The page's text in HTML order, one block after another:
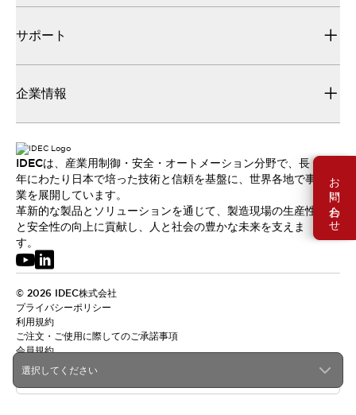
お問い合わせ
選択してください
サポート
企業情報
IDECは、産業用制御・安全・オートメーション分野で、長
年にわたり日本で培った技術と信頼を基盤に、世界各地で事
業を展開しています。
革新的な製品とソリューションを通じて、製造現場の生産性
と安全性の向上に貢献し、人と社会の豊かな未来を支えま
す。
© 2026 IDEC株式会社
プライバシーポリシー
利用規約
ご注文・ご使用に際してのご承諾事項
会員規約
日本